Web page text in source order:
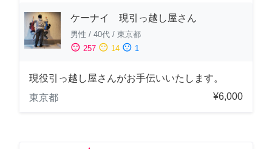
ケーナイ 現引っ越し屋さん
男性 / 40代 / 東京都
sentiment_satisfied 257 sentiment_neutral 14 sentiment_dissatisfied 1
現役引っ越し屋さんがお手伝いいたします。
東京都
¥6,000